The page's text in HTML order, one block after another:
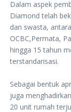
‎Dalam aspek
Diamond telah
dan swasta,
OCBC,‎Permata,
hingga 15 tahun
terstandarisasi.
‎Sebagai bentuk
juga
20 unit rumah